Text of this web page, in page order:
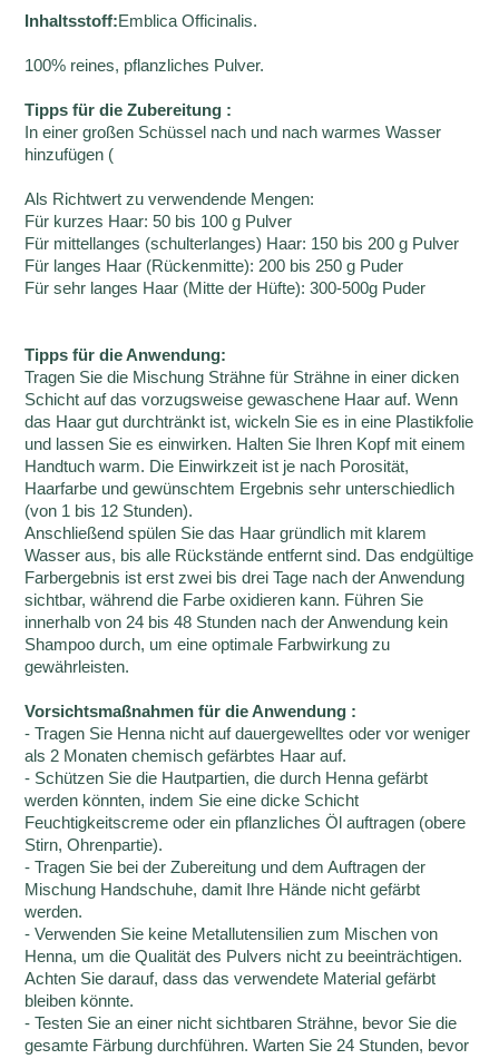
Inhaltsstoff:Emblica Officinalis.
100% reines, pflanzliches Pulver.
Tipps für die Zubereitung :
In einer großen Schüssel nach und nach warmes Wasser
hinzufügen (
Als Richtwert zu verwendende Mengen:
Für kurzes Haar: 50 bis 100 g Pulver
Für mittellanges (schulterlanges) Haar: 150 bis 200 g Pulver
Für langes Haar (Rückenmitte): 200 bis 250 g Puder
Für sehr langes Haar (Mitte der Hüfte): 300-500g Puder
Tipps für die Anwendung:
Tragen Sie die Mischung Strähne für Strähne in einer dicken
Schicht auf das vorzugsweise gewaschene Haar auf. Wenn
das Haar gut durchtränkt ist, wickeln Sie es in eine Plastikfolie
und lassen Sie es einwirken. Halten Sie Ihren Kopf mit einem
Handtuch warm. Die Einwirkzeit ist je nach Porosität,
Haarfarbe und gewünschtem Ergebnis sehr unterschiedlich
(von 1 bis 12 Stunden).
Anschließend spülen Sie das Haar gründlich mit klarem
Wasser aus, bis alle Rückstände entfernt sind. Das endgültige
Farbergebnis ist erst zwei bis drei Tage nach der Anwendung
sichtbar, während die Farbe oxidieren kann. Führen Sie
innerhalb von 24 bis 48 Stunden nach der Anwendung kein
Shampoo durch, um eine optimale Farbwirkung zu
gewährleisten.
Vorsichtsmaßnahmen für die Anwendung :
- Tragen Sie Henna nicht auf dauergewelltes oder vor weniger
als 2 Monaten chemisch gefärbtes Haar auf.
- Schützen Sie die Hautpartien, die durch Henna gefärbt
werden könnten, indem Sie eine dicke Schicht
Feuchtigkeitscreme oder ein pflanzliches Öl auftragen (obere
Stirn, Ohrenpartie).
- Tragen Sie bei der Zubereitung und dem Auftragen der
Mischung Handschuhe, damit Ihre Hände nicht gefärbt
werden.
- Verwenden Sie keine Metallutensilien zum Mischen von
Henna, um die Qualität des Pulvers nicht zu beeinträchtigen.
Achten Sie darauf, dass das verwendete Material gefärbt
bleiben könnte.
- Testen Sie an einer nicht sichtbaren Strähne, bevor Sie die
gesamte Färbung durchführen. Warten Sie 24 Stunden, bevor